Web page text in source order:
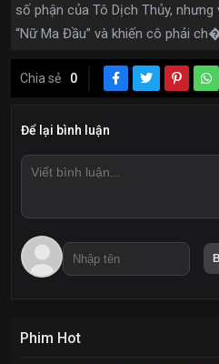
số phận của Tô Dịch Thủy,
“Nữ Ma Đầu” và khiến cô phải
Chia sẻ 0
Để lại bình luận
Phim Hot